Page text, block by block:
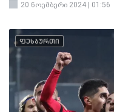
20 ნოემბერი 2024 | 01:56
ფეხბურთი